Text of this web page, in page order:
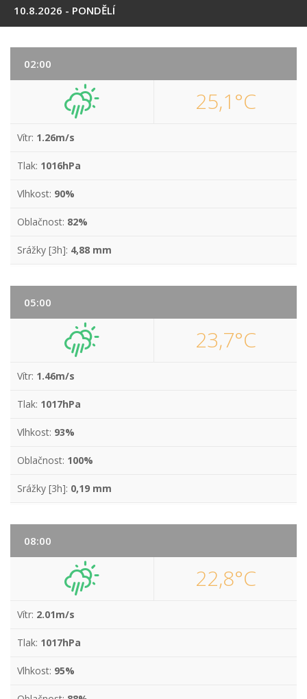
10.8.2026 - PONDĚLÍ
02:00
25,1°C
Vítr: 1.26m/s
Tlak: 1016hPa
Vlhkost: 90%
Oblačnost: 82%
Srážky [3h]: 4,88 mm
05:00
23,7°C
Vítr: 1.46m/s
Tlak: 1017hPa
Vlhkost: 93%
Oblačnost: 100%
Srážky [3h]: 0,19 mm
08:00
22,8°C
Vítr: 2.01m/s
Tlak: 1017hPa
Vlhkost: 95%